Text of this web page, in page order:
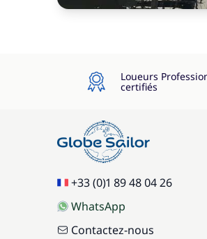
Loueurs
certifiés
+33 (0)1 89 48 04 26
WhatsApp
Contactez-nous